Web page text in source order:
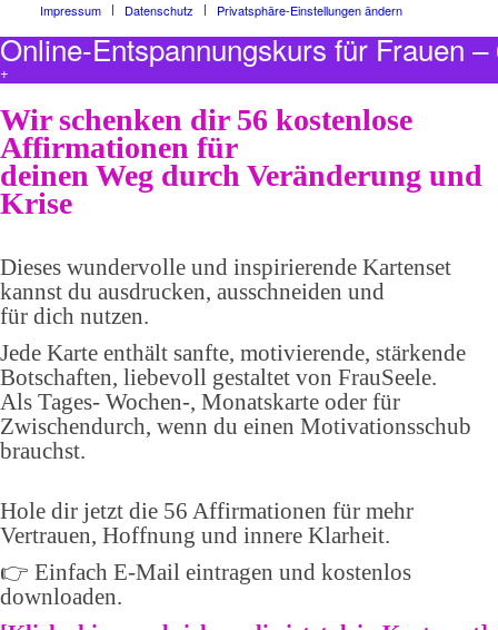
Impressum
Datenschutz Privatsphäre-Einstellungen ändern
Online-Entspannungskurs für Frauen
+
Wir schenken dir 56 kostenlose
Affirmationen für
deinen Weg durch Veränderung und
Krise
Dieses wundervolle und inspirierende Kartenset
kannst du ausdrucken, ausschneiden und
für dich nutzen.
Jede Karte enthält sanfte, motivierende, stärkende
Botschaften, liebevoll gestaltet von FrauSeele.
Als Tages- Wochen-, Monatskarte oder für
Zwischendurch, wenn du einen Motivationsschub
brauchst.
Hole dir jetzt die 56 Affirmationen für mehr
Vertrauen, Hoffnung und innere Klarheit.
👉 Einfach E-Mail eintragen und kostenlos
downloaden.